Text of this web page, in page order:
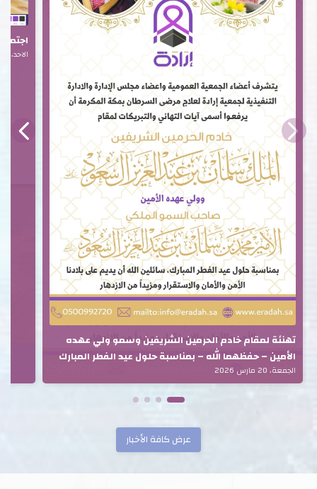
تهنئة لمقام خادم الحرمين الشريفين وسمو ولي عهده
الأمين – حفظهما الله – بمناسبة حلول عيد الفطر المبارك
الجمعة، 20 مارس 2026
الاحد، 15 فبراير 2026
عرض كافة الأخبار